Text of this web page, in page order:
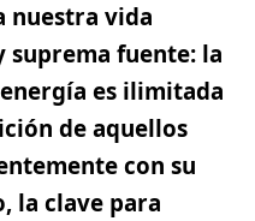
nuestra vida
suprema fuente: la
energía es ilimitada
de aquellos
con su
la clave para